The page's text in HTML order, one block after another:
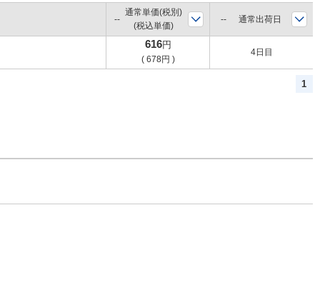
通常単価(税別)
(税込単価)
通常出荷日
616円
( 678円 )
4日目
1